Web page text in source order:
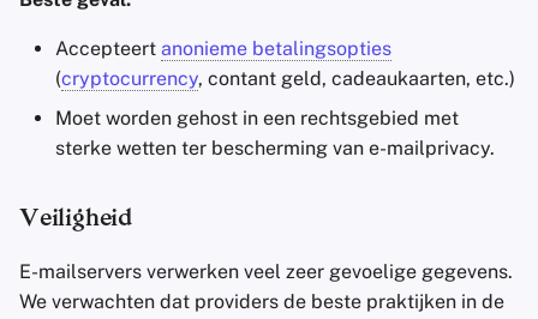
Accepteert anonieme betalingsopties
(cryptocurrency, contant geld, cadeaukaarten, etc.)
Moet worden gehost in een rechtsgebied met
sterke wetten ter bescherming van e-mailprivacy.
Veiligheid
E-mailservers verwerken veel zeer gevoelige gegevens.
We verwachten dat providers de beste praktijken in de